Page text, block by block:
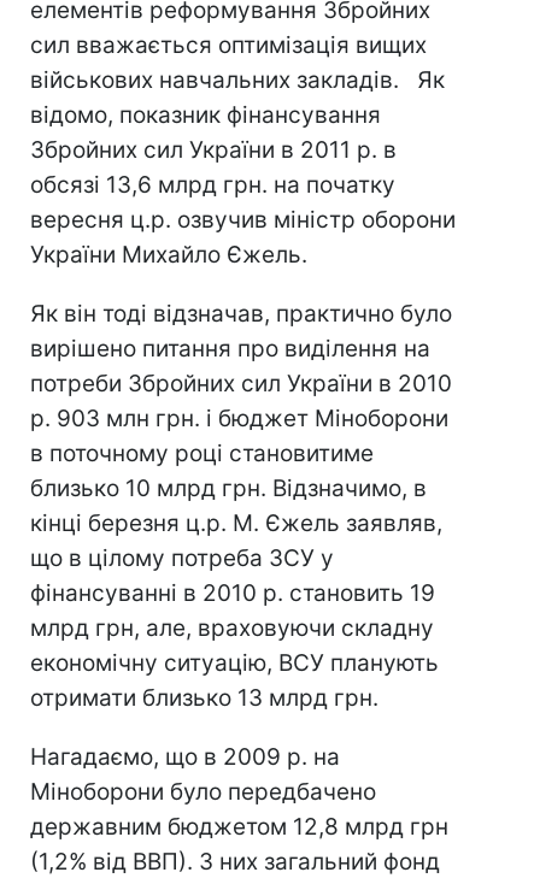
елементів реформування Збройних
сил вважається оптимізація вищих
військових навчальних закладів. Як
відомо, показник фінансування
Збройних сил України в 2011 р. в
обсязі 13,6 млрд грн. на початку
вересня ц.р. озвучив міністр оборони
України Михайло Єжель.
Як він тоді відзначав, практично було
вирішено питання про виділення на
потреби Збройних сил України в 2010
р. 903 млн грн. і бюджет Міноборони
в поточному році становитиме
близько 10 млрд грн. Відзначимо, в
кінці березня ц.р. М. Єжель заявляв,
що в цілому потреба ЗСУ у
фінансуванні в 2010 р. становить 19
млрд грн, але, враховуючи складну
економічну ситуацію, ВСУ планують
отримати близько 13 млрд грн.
Нагадаємо, що в 2009 р. на
Міноборони було передбачено
державним бюджетом 12,8 млрд грн
(1,2% від ВВП). З них загальний фонд